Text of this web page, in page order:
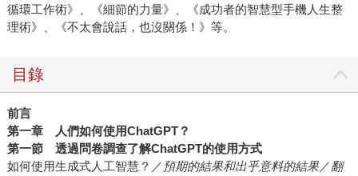
循環工作術》、《細節的力量》、《成功者的智慧型手機人生整
理術》、《不太會說話，也沒關係！》等。
目錄
前言
第一章 人們如何使用ChatGPT？
第一節 透過問卷調查了解ChatGPT的使用方式
如何使用生成式人工智慧？／ 預期的結果和出乎意料的結果／翻